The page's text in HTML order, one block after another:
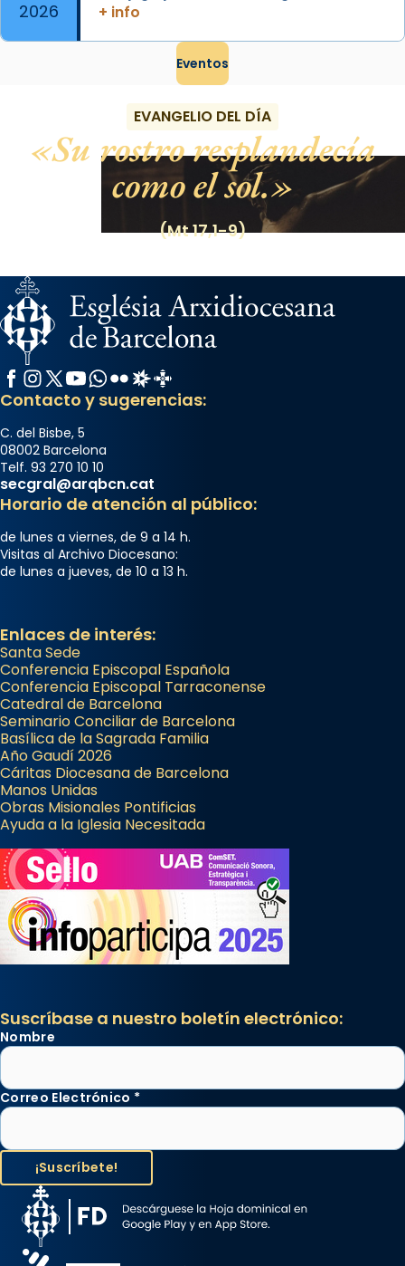
2026
+ info
Eventos
EVANGELIO DEL DÍA
Su rostro resplandecía
como el sol.
(Mt 17,1-9)
Facebook
Instagram
X / Twitter
YouTube
WhatsApp
FlickrRadio Estel
Catalunya Cristiana
Contacto y sugerencias:
C. del Bisbe, 5
08002 Barcelona
Telf. 93 270 10 10
secgral@arqbcn.cat
Horario de atención al público:
de lunes a viernes, de 9 a 14 h.
Visitas al Archivo Diocesano:
de lunes a jueves, de 10 a 13 h.
Enlaces de interés:
Santa Sede
Conferencia Episcopal Española
Conferencia Episcopal Tarraconense
Catedral de Barcelona
Seminario Conciliar de Barcelona
Basílica de la Sagrada Familia
Año Gaudí 2026
Cáritas Diocesana de Barcelona
Manos Unidas
Obras Misionales Pontificias
Ayuda a la Iglesia Necesitada
Suscríbase a nuestro boletín electrónico:
Nombre
Correo Electrónico *